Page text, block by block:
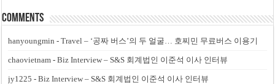
Comments
hanyoungmin -Travel – ‘공짜 버스’의 두 얼굴… 호찌민 무료버스 이용기
chaovietnam -Biz Interview – S&S 회계법인 이준석 이사 인터뷰
jy1225 -Biz Interview – S&S 회계법인 이준석 이사 인터뷰